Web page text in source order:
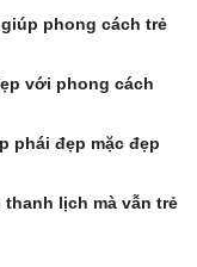
phong cách trẻ
với phong cách
phái đẹp mặc đẹp
lịch mà vẫn trẻ